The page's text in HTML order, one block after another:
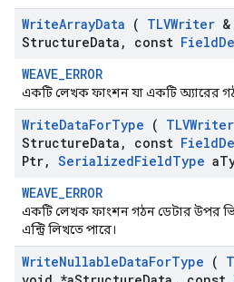
WriteArrayData ( TLVWriter
StructureData , const Field
WEAVE_ERROR
একটি লেখক ফাংশন যা একটি অ্যারের
WriteDataForType ( TLVWriter
StructureData , const Field
Ptr, SerializedFieldType a
WEAVE_ERROR
একটি লেখক ফাংশন গঠন ডেটার উপর
এন্ট্রি লিখতে পারে।
WriteNullableDataForType (